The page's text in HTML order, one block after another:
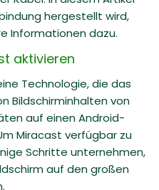
hergestellt wird,
Informationen dazu.
aktivieren
Technologie, die das
Bildschirminhalten von
auf einen Android-
Miracast verfügbar zu
Schritte unternehmen,
auf den großen